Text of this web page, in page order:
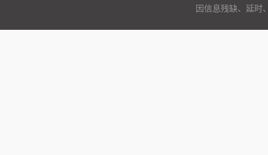
因信息残缺、延时